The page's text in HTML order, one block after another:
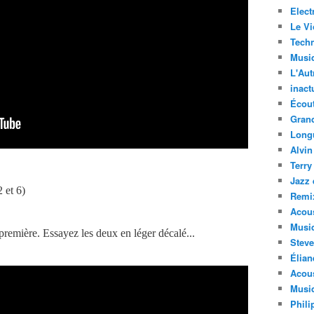
et 6)
Essayez les deux en léger décalé...
Le
Jazz